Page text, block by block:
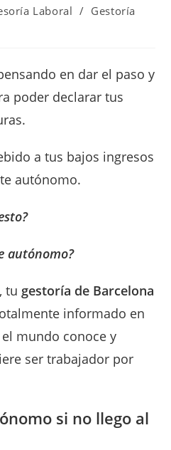
Laboral / Gestoría
en dar el paso y
poder declarar tus
a tus bajos ingresos
autónomo.
autónomo?
, tu gestoría de Barcelona
informado en
mundo conoce y
ser trabajador por
si no llego al